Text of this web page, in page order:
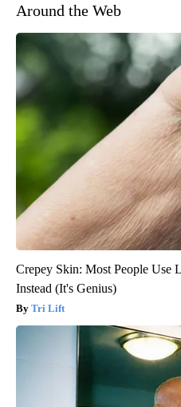
Around the Web
Crepey Skin: Most People Use
Instead (It's Genius)
Tri Lift